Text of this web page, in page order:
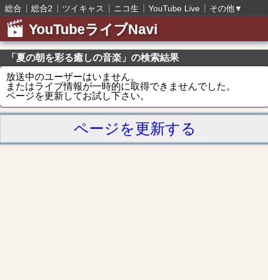
総合 総合2 ツイキャス ニコ生 YouTube Live その他▼
YouTubeライブNavi
「夏の朝を彩る癒しの音楽」の検索結果
放送中のユーザーはいません。
またはライブ情報が一時的に取得できませんでした。
ページを更新してお試し下さい。
ページを更新する